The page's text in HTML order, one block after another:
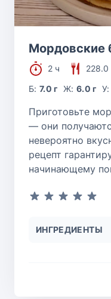
Мордовские
2 ч
228.0
Б:7.0 г Ж: 6.0 г У:
Приготовьте
— они
невероятно
рецепт
начинающему
ИНГРЕДИЕНТЫ